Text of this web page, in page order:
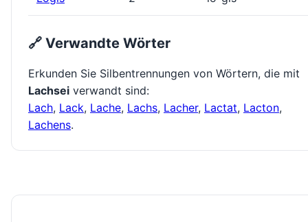
🔗 Verwandte Wörter
Erkunden Sie Silbentrennungen von Wörtern, die mit
Lachsei verwandt sind:
Lach, Lack, Lache, Lachs, Lacher, Lactat, Lacton,
Lachens.